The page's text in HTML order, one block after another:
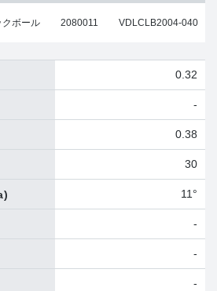
クボール 2080011 VDLCLB2004-040
0.32
-
0.38
30
11°
-
-
-